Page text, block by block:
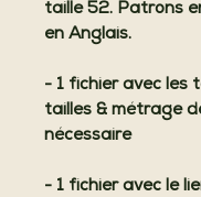
taille 52. Patrons
en Anglais.
- 1 fichier avec les
tailles & métrage
nécessaire
- 1 fichier avec le